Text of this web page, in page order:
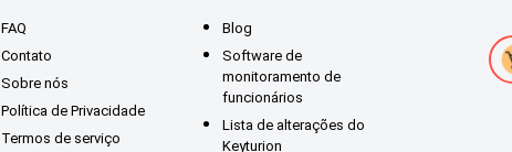
FAQ
Contato
Sobre nós
Política de Privacidade
Termos de serviço
Blog
Software de
monitoramento de
funcionários
Lista de alterações do
Keyturion